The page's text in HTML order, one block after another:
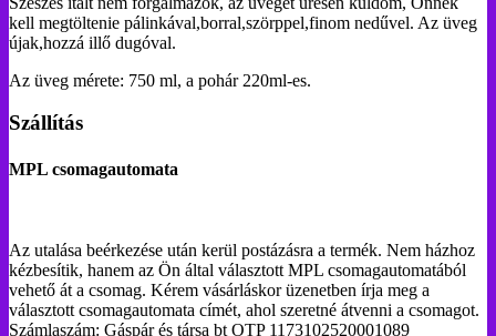
kell megtöltenie pálinkával,borral,szörppel,finom nedűvel. Az üveg
újak,hozzá illő dugóval.
Az üveg mérete: 750 ml, a pohár 220ml-es.
Szállítás
MPL csomagautomata
Az utalása beérkezése után kerül postázásra a termék. Nem házhoz
kézbesítik, hanem az Ön által választott MPL csomagautomatából
vehető át a csomag. Kérem vásárláskor üzenetben írja meg a
választott csomagautomata címét, ahol szeretné átvenni a csomagot.
Számlaszám: Gáspár és társa bt OTP 1173102520001089